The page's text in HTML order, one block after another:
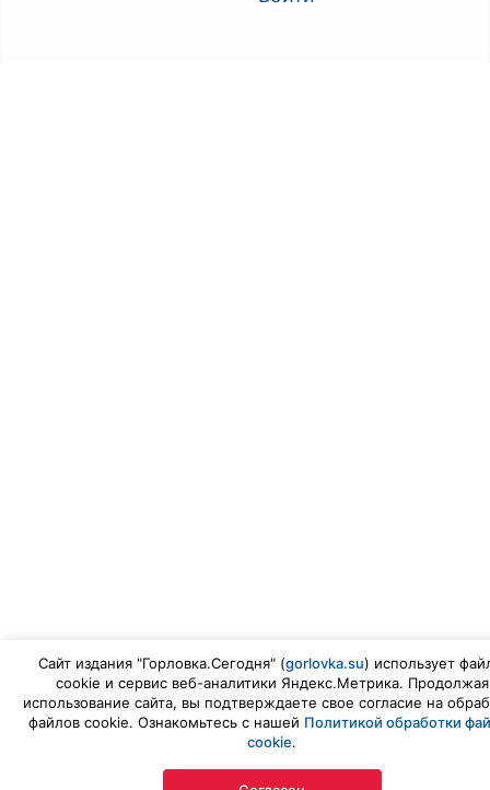
Сайт издания "Горловка.Сегодня" (gorlovka.su) использует
cookie и сервис веб-аналитики Яндекс.Метрика. Продолжая
использование сайта, вы подтверждаете свое согласие на
файлов cookie. Ознакомьтесь с нашей Политикой обработки
cookie.